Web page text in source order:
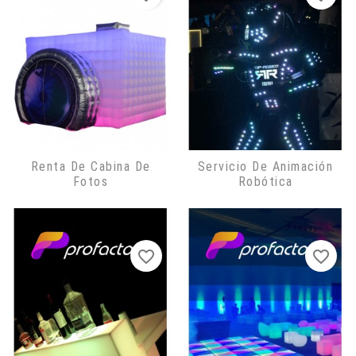
Renta De Cabina De
Fotos
Servicio De Animación
Robótica
favorite_border favorite_border